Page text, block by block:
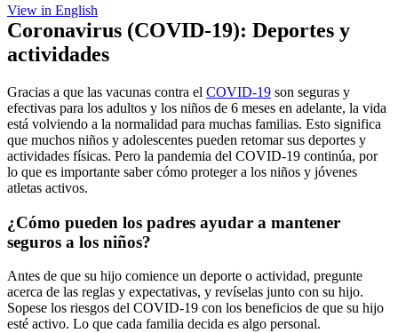
View in English
Coronavirus (COVID-19): Deportes y
actividades
Gracias a que las vacunas contra el COVID-19 son seguras y
efectivas para los adultos y los niños de 6 meses en adelante, la vida
está volviendo a la normalidad para muchas familias. Esto significa
que muchos niños y adolescentes pueden retomar sus deportes y
actividades físicas. Pero la pandemia del COVID-19 continúa, por
lo que es importante saber cómo proteger a los niños y jóvenes
atletas activos.
¿Cómo pueden los padres ayudar a mantener
seguros a los niños?
Antes de que su hijo comience un deporte o actividad, pregunte
acerca de las reglas y expectativas, y revíselas junto con su hijo.
Sopese los riesgos del COVID-19 con los beneficios de que su hijo
esté activo. Lo que cada familia decida es algo personal.